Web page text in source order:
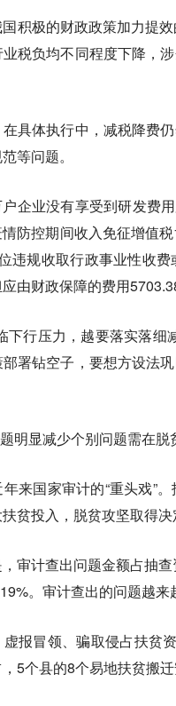
积极的财政政策加力提
税负均不同程度下降，
具体执行中，减税降费
等问题。
企业没有享受到研发费
防控期间收入免征增值
违规收取行政事业性收
由财政保障的费用
下行压力，越要落实落
署钻空子，要想方设法
明显减少个别问题需在
来国家审计的“重头戏”
贫投入，脱贫攻坚取得决
审计查出问题金额占抽
。审计查出的问题越来
报冒领、骗取侵占扶贫
5个县的8个易地扶贫搬